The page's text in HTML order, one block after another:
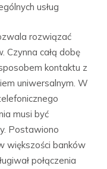
usług
rozwiązać
Czynna całą dobę
kontaktu z
uniwersalnym. W
musi być
Postawiono
większości banków
połączenia